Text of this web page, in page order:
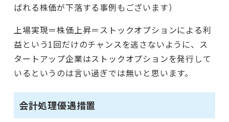
ばれる株価が下落する事例もございます）
上場実現＝株価上昇＝ストックオプションによる利
益という1回だけのチャンスを逃さないように、ス
タートアップ企業はストックオプションを発行して
いるというのは言い過ぎでは無いと思います。
会計処理優遇措置